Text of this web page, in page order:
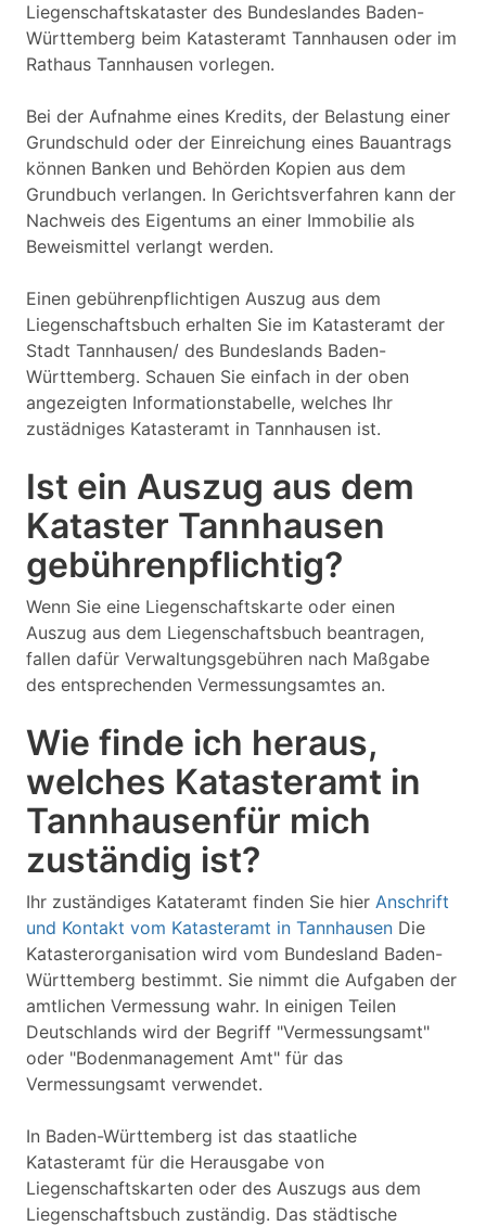
Liegenschaftskataster des Bundeslandes Baden-
Württemberg beim Katasteramt Tannhausen oder im
Rathaus Tannhausen vorlegen.
Bei der Aufnahme eines Kredits, der Belastung einer
Grundschuld oder der Einreichung eines Bauantrags
können Banken und Behörden Kopien aus dem
Grundbuch verlangen. In Gerichtsverfahren kann der
Nachweis des Eigentums an einer Immobilie als
Beweismittel verlangt werden.
Einen gebührenpflichtigen Auszug aus dem
Liegenschaftsbuch erhalten Sie im Katasteramt der
Stadt Tannhausen/ des Bundeslands Baden-
Württemberg. Schauen Sie einfach in der oben
angezeigten Informationstabelle, welches Ihr
zustädniges Katasteramt in Tannhausen ist.
Ist ein Auszug aus dem
Kataster Tannhausen
gebührenpflichtig?
Wenn Sie eine Liegenschaftskarte oder einen
Auszug aus dem Liegenschaftsbuch beantragen,
fallen dafür Verwaltungsgebühren nach Maßgabe
des entsprechenden Vermessungsamtes an.
Wie finde ich heraus,
welches Katasteramt in
Tannhausenfür mich
zuständig ist?
Ihr zuständiges Katateramt finden Sie hier Anschrift
und Kontakt vom Katasteramt in Tannhausen Die
Katasterorganisation wird vom Bundesland Baden-
Württemberg bestimmt. Sie nimmt die Aufgaben der
amtlichen Vermessung wahr. In einigen Teilen
Deutschlands wird der Begriff "Vermessungsamt"
oder "Bodenmanagement Amt" für das
Vermessungsamt verwendet.
In Baden-Württemberg ist das staatliche
Katasteramt für die Herausgabe von
Liegenschaftskarten oder des Auszugs aus dem
Liegenschaftsbuch zuständig. Das städtische